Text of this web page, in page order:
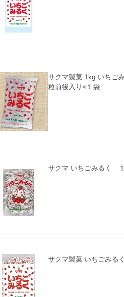
サクマ製菓 1kg いちご
粒前後入り×１袋
サクマ いちごみるく
サクマ製菓 いちごみる